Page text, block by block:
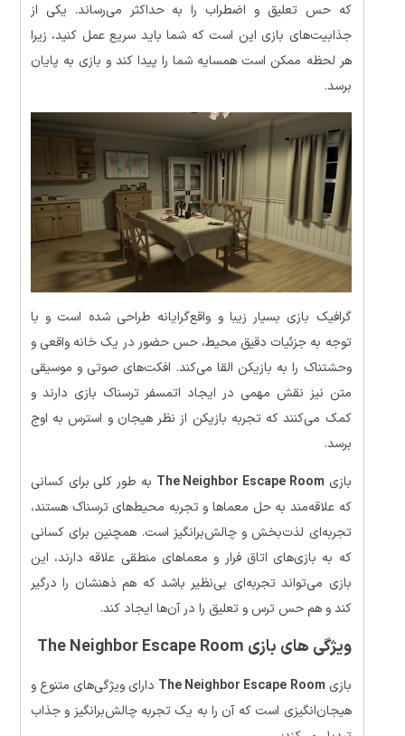
که حس تعلیق و اضطراب را به حداکثر می‌رساند. یکی از
جذابیت‌های بازی این است که شما باید سریع عمل کنید، زیرا
هر لحظه ممکن است همسایه شما را پیدا کند و بازی به پایان
برسد.
گرافیک بازی بسیار زیبا و واقع‌گرایانه طراحی شده است و با
توجه به جزئیات دقیق محیط، حس حضور در یک خانه واقعی و
وحشتناک را به بازیکن القا می‌کند. افکت‌های صوتی و موسیقی
متن نیز نقش مهمی در ایجاد اتمسفر ترسناک بازی دارند و
کمک می‌کنند که تجربه بازیکن از نظر هیجان و استرس به اوج
برسد.
بازی The Neighbor Escape Room به طور کلی برای کسانی
که علاقه‌مند به حل معماها و تجربه محیط‌های ترسناک هستند،
تجربه‌ای لذت‌بخش و چالش‌برانگیز است. همچنین برای کسانی
که به بازی‌های اتاق فرار و معماهای منطقی علاقه دارند، این
بازی می‌تواند تجربه‌ای بی‌نظیر باشد که هم ذهنشان را درگیر
کند و هم حس ترس و تعلیق را در آن‌ها ایجاد کند.
ویژگی های بازی The Neighbor Escape Room
بازی The Neighbor Escape Room دارای ویژگی‌های متنوع و
هیجان‌انگیزی است که آن را به یک تجربه چالش‌برانگیز و جذاب